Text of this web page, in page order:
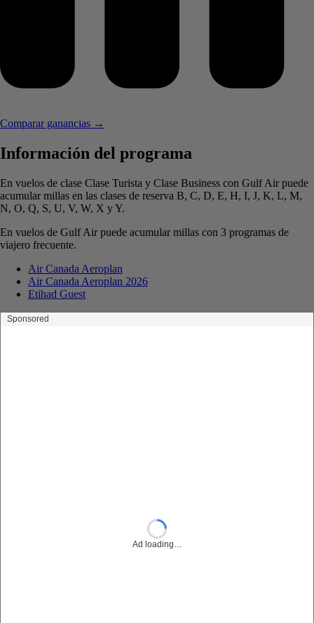
Comparar ganancias →
Información del programa
En vuelos de clase Clase Turista y Clase Business con Gulf Air puede
acumular millas en las clases de reserva B, C, D, E, H, I, J, K, L, M,
N, O, Q, S, U, V, W, X y Y.
En vuelos de Gulf Air puede acumular millas con 3 programas de
viajero frecuente.
Air Canada Aeroplan
Air Canada Aeroplan 2026
Etihad Guest
Sponsored
Ad loading…